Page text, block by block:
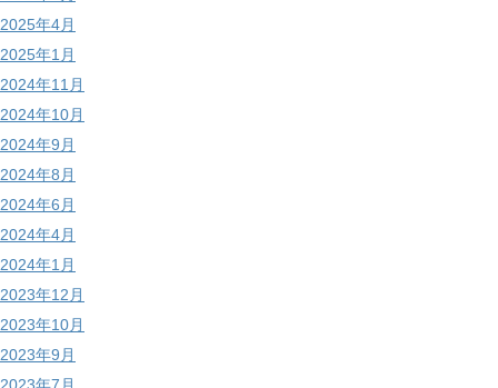
2025年4月
2025年1月
2024年11月
2024年10月
2024年9月
2024年8月
2024年6月
2024年4月
2024年1月
2023年12月
2023年10月
2023年9月